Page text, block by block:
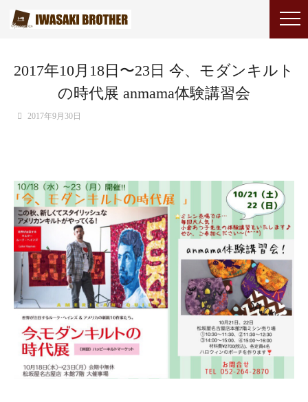
2017年10月18日〜23日 今、モダンキルト
の時代展 anmama体験講習会
2017年9月30日